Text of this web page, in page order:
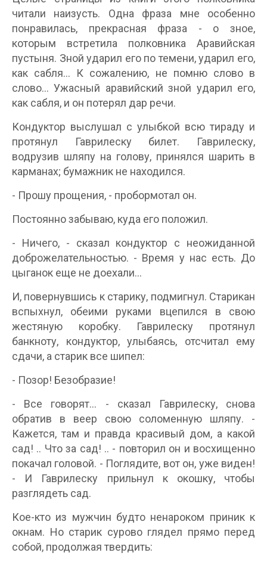
читали наизусть. Одна фраза мне особенно
понравилась, прекрасная фраза - о зное,
которым встретила полковника Аравийская
пустыня. Зной ударил его по темени, ударил его,
как сабля... К сожалению, не помню слово в
слово... Ужасный аравийский зной ударил его,
как сабля, и он потерял дар речи.
Кондуктор выслушал с улыбкой всю тираду и
протянул Гаврилеску билет. Гаврилеску,
водрузив шляпу на голову, принялся шарить в
карманах; бумажник не находился.
- Прошу прощения, - пробормотал он.
Постоянно забываю, куда его положил.
- Ничего, - сказал кондуктор с неожиданной
доброжелательностью. - Время у нас есть. До
цыганок еще не доехали...
И, повернувшись к старику, подмигнул. Старикан
вспыхнул, обеими руками вцепился в свою
жестяную коробку. Гаврилеску протянул
банкноту, кондуктор, улыбаясь, отсчитал ему
сдачи, а старик все шипел:
- Позор! Безобразие!
- Все говорят... - сказал Гаврилеску, снова
обратив в веер свою соломенную шляпу. -
Кажется, там и правда красивый дом, а какой
сад! .. Что за сад! .. - повторил он и восхищенно
покачал головой. - Поглядите, вот он, уже виден!
- И Гаврилеску прильнул к окошку, чтобы
разглядеть сад.
Кое-кто из мужчин будто ненароком приник к
окнам. Но старик сурово глядел прямо перед
собой, продолжая твердить: